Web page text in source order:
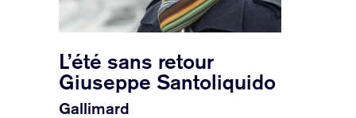
L’été sans retour
Giuseppe Santoliquido
Gallimard